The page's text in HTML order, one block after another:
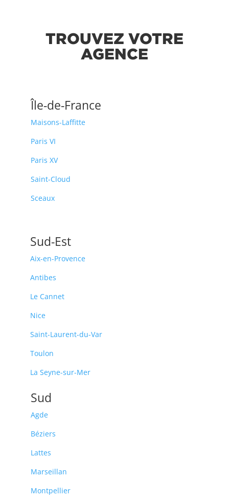
TROUVEZ VOTRE
AGENCE
Île-de-France
Maisons-Laffitte
Paris VI
Paris XV
Saint-Cloud
Sceaux
Sud-Est
Aix-en-Provence
Antibes
Le Cannet
Nice
Saint-Laurent-du-Var
Toulon
La Seyne-sur-Mer
Sud
Agde
Béziers
Lattes
Marseillan
Montpellier